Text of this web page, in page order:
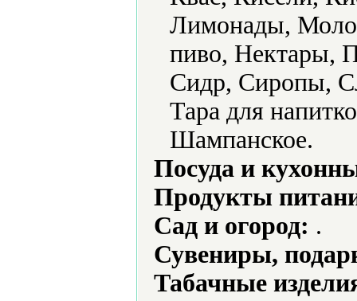
Лимонады,
пиво, Нектары,
Сидр, Сиропы,
Тара для
Шампанское.
Посуда и
Продукты
Сад и огород: .
Сувениры,
Табачные